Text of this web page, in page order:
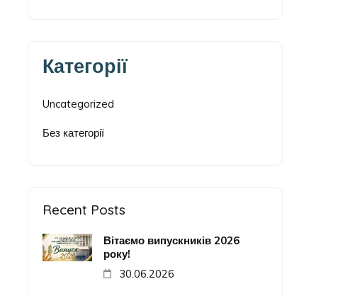
Категорії
Uncategorized
Без категорії
Recent Posts
Вітаємо випускників 2026
року!
30.06.2026